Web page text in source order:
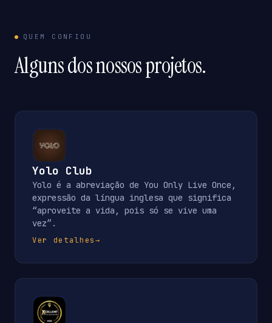
QUEM CONFIOU
Alguns dos nossos projetos.
Yolo Club
Yolo é a abreviação de You Only Live Once,
expressão da língua inglesa que significa
“aproveite a vida, pois só se vive uma
vez”.
Ver detalhes→